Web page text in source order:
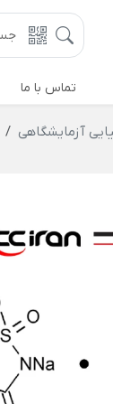
تماس با ما
آزمایشگاهی